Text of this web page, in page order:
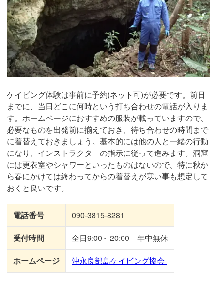
ケイビング体験は事前に予約(ネット可)が必要です。前日
までに、当日どこに何時という打ち合わせの電話が入りま
す。ホームページにおすすめの服装が載っていますので、
必要なものを出発前に揃えておき、待ち合わせの時間まで
に着替えておきましょう。基本的には他の人と一緒の行動
になり、インストラクターの指示に従って進みます。洞窟
には更衣室やシャワーといったものはないので、特に秋か
ら春にかけては終わってからの着替えが寒い事も想定して
おくと良いです。
電話番号 090-3815-8281
受付時間 全日9:00～20:00 年中無休
ホームページ 沖永良部島ケイビング協会